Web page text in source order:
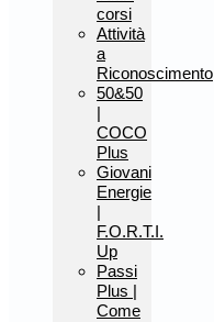
corsi
Attività
a
Riconoscimento
50&50
|
COCO
Plus
Giovani
Energie
|
F.O.R.T.I.
Up
Passi
Plus |
Come